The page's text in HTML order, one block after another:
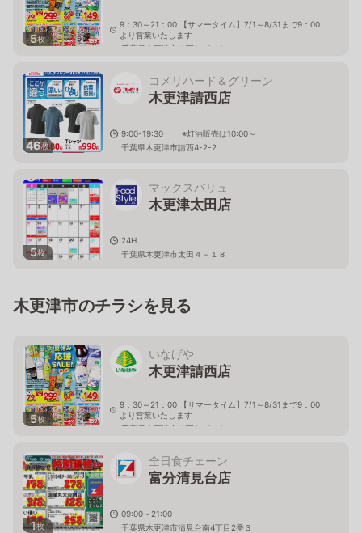
5枚
9：30～21：00 【サマータイム】7/1～8/31まで9：00
より営業いたします
千葉県木更津市請西2－9－1
46枚
コメリハード＆グリーン
木更津請西店
9:00-19:30 ※灯油販売は10:00～
千葉県木更津市請西4-2-2
5枚
マックスバリュ
木更津太田店
24H
千葉県木更津市太田４－１８
木更津市のチラシを見る
5枚
いなげや
木更津請西店
9：30～21：00 【サマータイム】7/1～8/31まで9：00
より営業いたします
千葉県木更津市請西2－9－1
1枚
全日食チェーン
富分清見台店
09:00～21:00
千葉県木更津市清見台南4丁目2番３